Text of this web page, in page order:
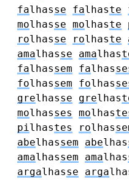
falhasse falhaste
molhasse molhaste
rolhasse rolhaste
amalhasse amalhas
falhassem falhas
folhassem folhas
grelhasse grelhas
molhasses molhas
pilhastes rolhas
abelhassem abelhas
amalhassem amalhas
argalhasse arga